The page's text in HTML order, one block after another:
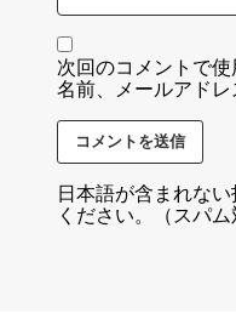
次回のコメントで
名前、メールアドレ
日本語が含まれな
ください。（スパム